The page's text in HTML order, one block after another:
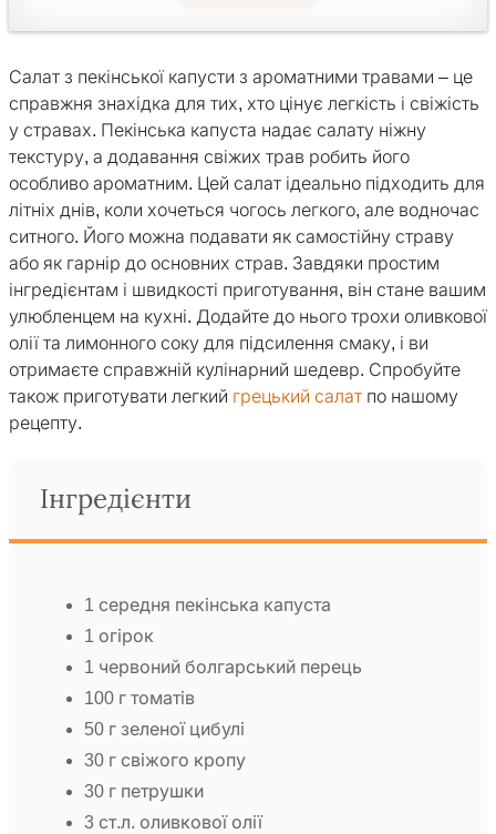
Салат з пекінської капусти з ароматними травами – це
справжня знахідка для тих, хто цінує легкість і свіжість
у стравах. Пекінська капуста надає салату ніжну
текстуру, а додавання свіжих трав робить його
особливо ароматним. Цей салат ідеально підходить для
літніх днів, коли хочеться чогось легкого, але водночас
ситного. Його можна подавати як самостійну страву
або як гарнір до основних страв. Завдяки простим
інгредієнтам і швидкості приготування, він стане вашим
улюбленцем на кухні. Додайте до нього трохи оливкової
олії та лимонного соку для підсилення смаку, і ви
отримаєте справжній кулінарний шедевр. Спробуйте
також приготувати легкий грецький салат по нашому
рецепту.
Інгредієнти
1 середня пекінська капуста
1 огірок
1 червоний болгарський перець
100 г томатів
50 г зеленої цибулі
30 г свіжого кропу
30 г петрушки
3 ст.л. оливкової олії